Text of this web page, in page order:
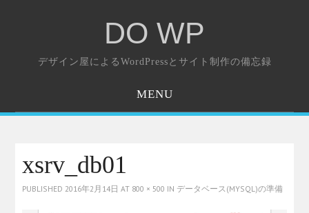
DO WP
デザイン屋によるWordPressとサイト制作の備忘録
MENU
xsrv_db01
PUBLISHED2016年2月14日 AT 800 × 500 IN データベース(MYSQL)の準備